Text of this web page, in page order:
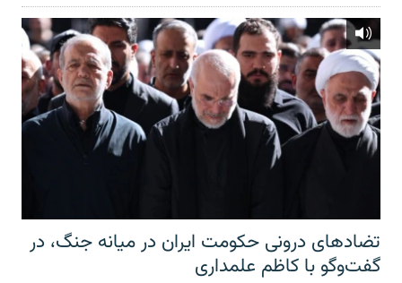
تضادهای درونی حکومت ایران در میانه جنگ، در
گفت‌‌وگو با کاظم علمداری